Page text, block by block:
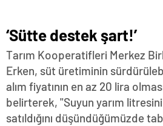
‘Sütte destek şart!’
Tarım Kooperatifleri Merkez
Erken, süt üretiminin
alım fiyatının en az 20 lira
belirterek, "Suyun yarım
satıldığını düşündüğümüzde